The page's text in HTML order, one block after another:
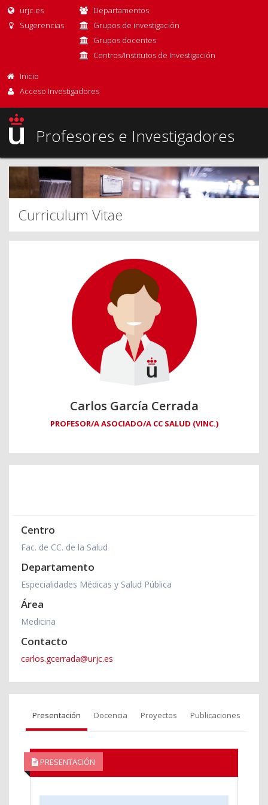
urjc.es
Sugerencias
Departamentos
Grupos de investigación
Grupos docentes
Centros/Institutos de Investigación
Inicio
Acceso Investigadores
Profesores e Investigadores
Curriculum Vitae
Carlos García Cerrada
PROFESOR/A ASOCIADO/A CC SALUD (VINC.)
Centro
Fac. de CC. de la Salud
Departamento
Especialidades Médicas y Salud Pública
Área
Medicina
Contacto
carlos.gcerrada@urjc.es
Presentación Docencia Proyectos Publicaciones
PRESENTACIÓN